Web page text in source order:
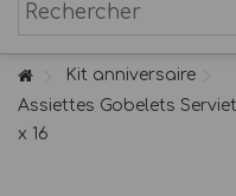
Kit anniversaire
Assiettes Gobelets
x 16